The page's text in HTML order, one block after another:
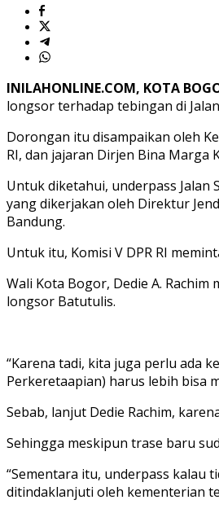
INILAHONLINE.COM, KOTA
longsor terhadap tebingan di
Dorongan itu disampaikan oleh
RI, dan jajaran Dirjen Bina Marga
Untuk diketahui, underpass Jalan
yang dikerjakan oleh Direktur
Bandung.
Untuk itu, Komisi V DPR RI
Wali Kota Bogor, Dedie A.
longsor Batutulis.
“Karena tadi, kita juga perlu ada
Perkeretaapian) harus lebih bisa
Sebab, lanjut Dedie Rachim,
Sehingga meskipun trase baru
“Sementara itu, underpass kalau
ditindaklanjuti oleh kementerian